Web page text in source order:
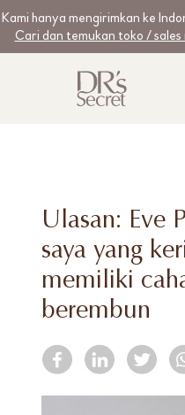
Kami hanya mengirimkan ke
Cari dan temukan toko /
Ulasan: Eve
saya yang
memiliki
berembun